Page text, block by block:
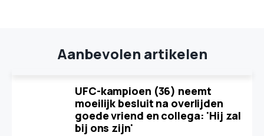
Aanbevolen artikelen
UFC-kampioen (36) neemt
moeilijk besluit na overlijden
goede vriend en collega: 'Hij zal
bij ons zijn'